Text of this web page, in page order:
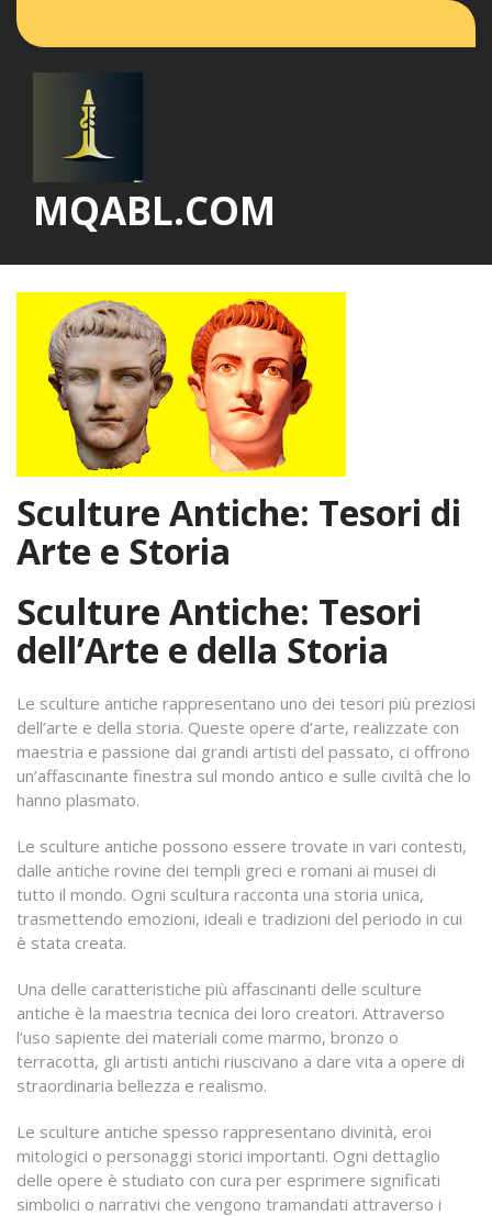
MQABL.COM
Sculture Antiche: Tesori di
Arte e Storia
Sculture Antiche: Tesori
dell’Arte e della Storia
Le sculture antiche rappresentano uno dei tesori più preziosi
dell’arte e della storia. Queste opere d’arte, realizzate con
maestria e passione dai grandi artisti del passato, ci offrono
un’affascinante finestra sul mondo antico e sulle civiltà che lo
hanno plasmato.
Le sculture antiche possono essere trovate in vari contesti,
dalle antiche rovine dei templi greci e romani ai musei di
tutto il mondo. Ogni scultura racconta una storia unica,
trasmettendo emozioni, ideali e tradizioni del periodo in cui
è stata creata.
Una delle caratteristiche più affascinanti delle sculture
antiche è la maestria tecnica dei loro creatori. Attraverso
l’uso sapiente dei materiali come marmo, bronzo o
terracotta, gli artisti antichi riuscivano a dare vita a opere di
straordinaria bellezza e realismo.
Le sculture antiche spesso rappresentano divinità, eroi
mitologici o personaggi storici importanti. Ogni dettaglio
delle opere è studiato con cura per esprimere significati
simbolici o narrativi che vengono tramandati attraverso i